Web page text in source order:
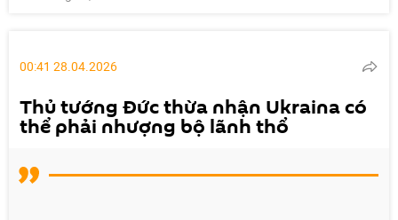
00:41 28.04.2026
Thủ tướng Đức thừa nhận Ukraina có
thể phải nhượng bộ lãnh thổ